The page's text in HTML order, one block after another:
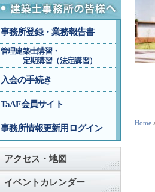
Home
事務所登録・業務報告書
管理建築士講習・
定期講習（法定講習）
入会の手続き
TaAF会員サイト
事務所情報更新用ログイン
アクセス・地図
イベントカレンダー